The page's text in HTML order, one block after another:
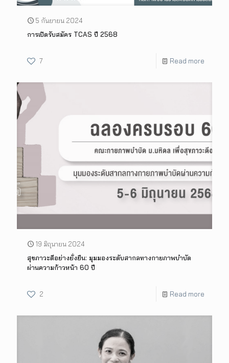
5 กันยายน 2024
การเปิดรับสมัคร TCAS ปี 2568
7 Read more
19 มิถุนายน 2024
สุขภาวะดีอย่างยั่งยืน: มุมมองระดับสากลทางกายภาพบำบัด
ผ่านความก้าวหน้า 60 ปี
2 Read more